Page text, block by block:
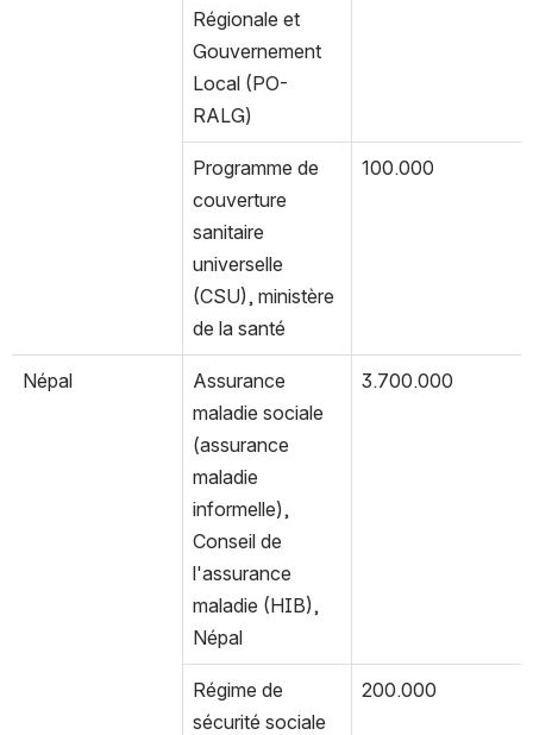
Régionale et
Gouvernement
Local (PO-
RALG)
Programme de
couverture
sanitaire
universelle
(CSU), ministère
de la santé
100.000
Népal
Assurance
maladie sociale
(assurance
maladie
informelle),
Conseil de
l'assurance
maladie (HIB),
Népal
3.700.000
Régime de
sécurité sociale
200.000